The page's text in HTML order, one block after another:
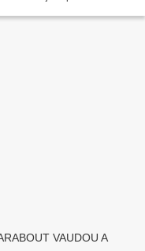
VAUDOU A